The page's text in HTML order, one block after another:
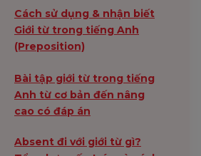
Cách sử dụng & nhận biết
Giới từ trong tiếng Anh
(Preposition)
Bài tập giới từ trong tiếng
Anh từ cơ bản đến nâng
cao có đáp án
Absent đi với giới từ gì?